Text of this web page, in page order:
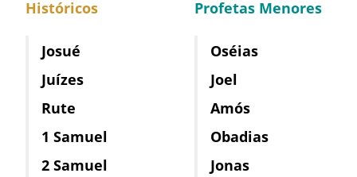
Históricos
Josué
Juízes
Rute
1 Samuel
2 Samuel
Profetas Menores
Oséias
Joel
Amós
Obadias
Jonas